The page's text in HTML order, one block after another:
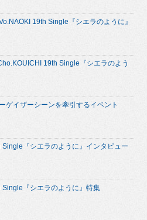
19th Single『シエラのように』
19th Single『シエラのよう
ゲイザーシーンを牽引するイベント
Single『シエラのように』インタビュー
Single『シエラのように』特集